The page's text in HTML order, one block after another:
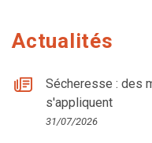
Actualités
Sécheresse : des
s'appliquent
31/07/2026